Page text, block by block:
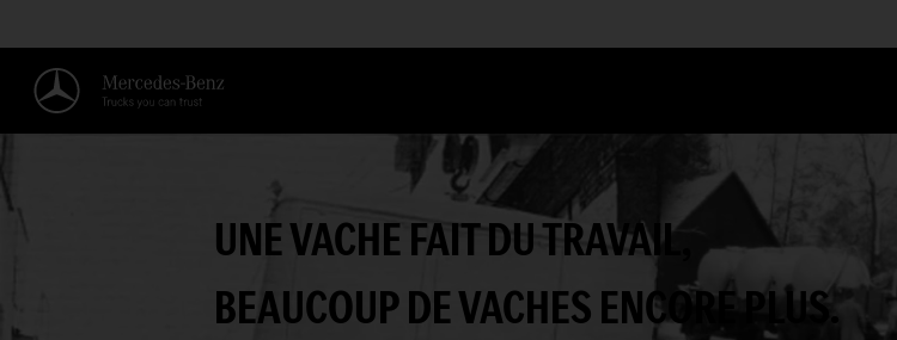
UNE VACHE FAIT DU TRAVAIL,
BEAUCOUP DE VACHES ENCORE PLUS.